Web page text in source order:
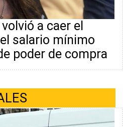
a caer el
salario mínimo
poder de compra